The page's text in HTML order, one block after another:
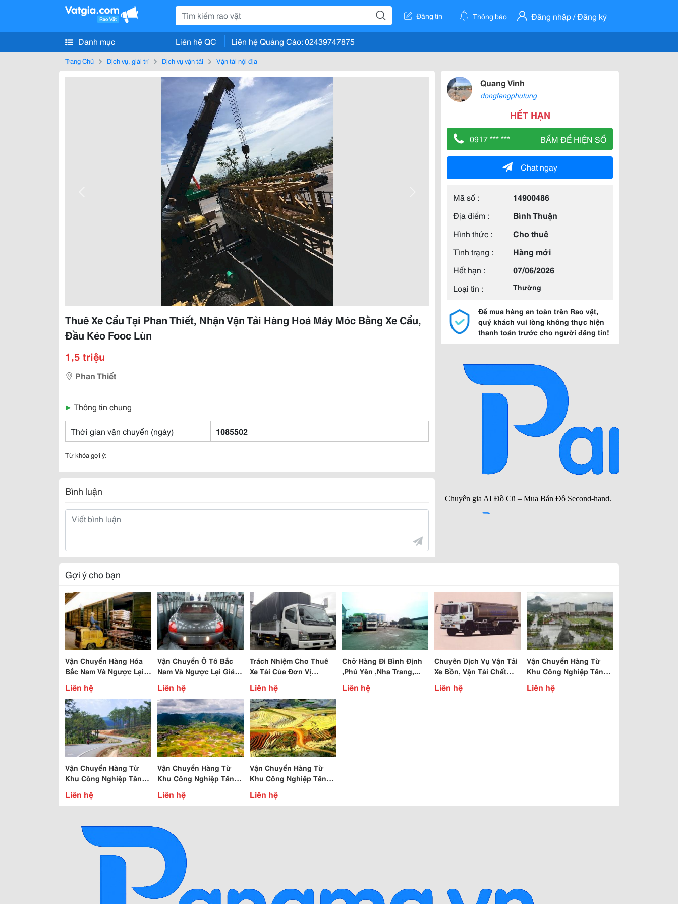
Đăng tin Thông báo Đăng nhập / Đăng ký
Danh mục Liên hệ QC Liên hệ Quảng Cáo: 02439747875
Trang Chủ Dịch vụ, giải trí Dịch vụ vận tải Vận tải nội địa
Thuê Xe Cẩu Tại Phan Thiết, Nhận Vận Tải Hàng Hoá Máy Móc Bằng Xe Cẩu,
Đầu Kéo Fooc Lùn
1,5 triệu
Phan Thiết
▶ Thông tin chung
Thời gian vận chuyển (ngày) 1085502
Từ khóa gợi ý:
Bình luận
Quang Vinh
dongfengphutung
HẾT HẠN
0917 *** *** BẤM ĐỂ HIỆN SỐ
Chat ngay
Mã số :
14900486
Địa điểm :
Bình Thuận
Hình thức :
Cho thuê
Tình trạng :
Hàng mới
Hết hạn :
07/06/2026
Loại tin :
Thường
Để mua hàng an toàn trên Rao vặt,
quý khách vui lòng không thực hiện
thanh toán trước cho người đăng tin!
Gợi ý cho bạn
Vận Chuyển Hàng Hóa
Bắc Nam Và Ngược Lại
Giá Cực Rẻ
Liên hệ
Vận Chuyển Ô Tô Bắc
Nam Và Ngược Lại Giá
Rẻ
Liên hệ
Trách Nhiệm Cho Thuê
Xe Tải Của Đơn Vị
Đường Việt
Liên hệ
Chở Hàng Đi Bình Định
,Phú Yên ,Nha Trang,...
Liên hệ
Chuyên Dịch Vụ Vận Tải
Xe Bồn, Vận Tải Chất
Lỏng, Hóa Chất, Xăng
Dầu...
Liên hệ
Vận Chuyển Hàng Từ
Khu Công Nghiệp Tân
Bình Đi Lai Châu
Liên hệ
Vận Chuyển Hàng Từ
Khu Công Nghiệp Tân
Bình Đi Lâm Đồng
Liên hệ
Vận Chuyển Hàng Từ
Khu Công Nghiệp Tân
Bình Đi Lạng Sơn
Liên hệ
Vận Chuyển Hàng Từ
Khu Công Nghiệp Tân
Bình Đi Lào Cai
Liên hệ